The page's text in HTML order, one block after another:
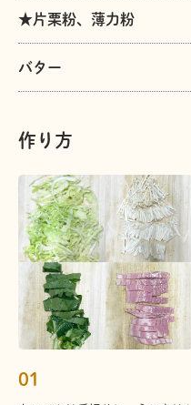
作り方
01
★片栗粉、薄力粉
バター